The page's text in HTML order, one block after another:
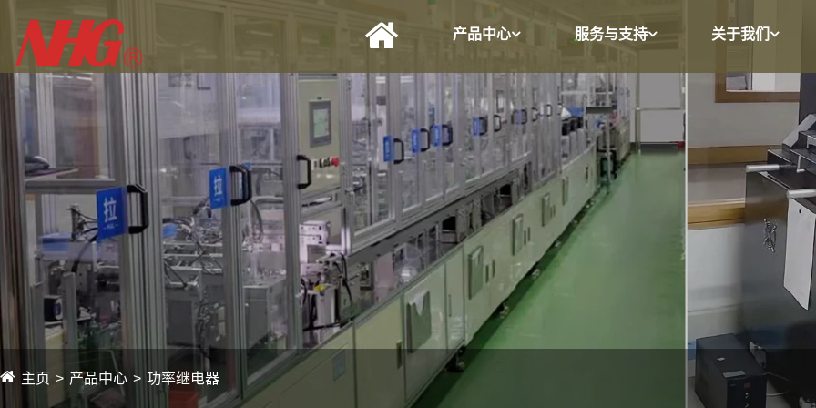
产品中心 服务与支持 关于我们
主页 产品中心 功率继电器